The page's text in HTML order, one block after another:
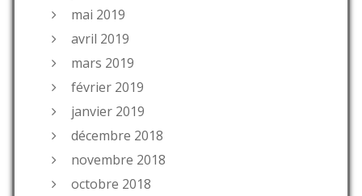
mai 2019
avril 2019
mars 2019
février 2019
janvier 2019
décembre 2018
novembre 2018
octobre 2018